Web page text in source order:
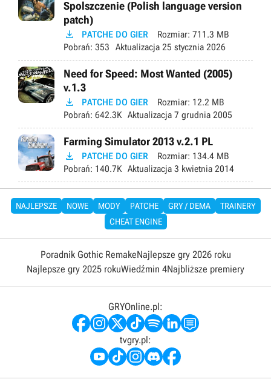
Spolszczenie (Polish language version
patch)
 PATCHE DO GIER Rozmiar: 711.3 MB
Pobrań: 353 Aktualizacja 25 stycznia 2026
Need for Speed: Most Wanted (2005)
v.1.3
 PATCHE DO GIER Rozmiar: 12.2 MB
Pobrań: 642.3K Aktualizacja 7 grudnia 2005
Farming Simulator 2013 v.2.1 PL
 PATCHE DO GIER Rozmiar: 134.4 MB
Pobrań: 140.7K Aktualizacja 3 kwietnia 2014
NAJLEPSZE NOWE MODY PATCHE GRY / DEMA
TRAINERY
CHEAT ENGINE
Poradnik Gothic RemakeNajlepsze gry 2026 roku
Najlepsze gry 2025 rokuWiedźmin 4Najbliższe premiery
GRYOnline.pl:
tvgry.pl: